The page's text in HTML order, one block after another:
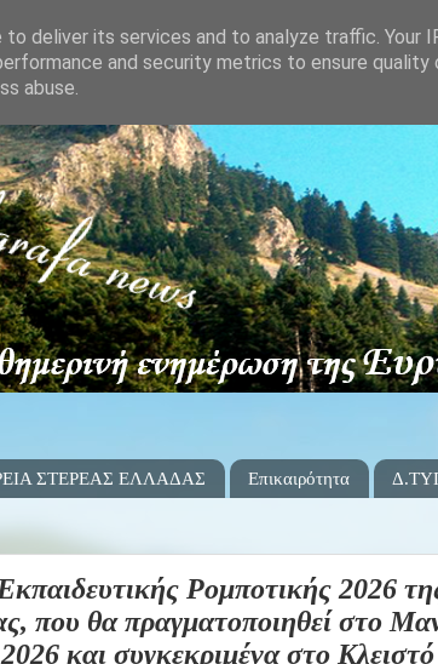
ΣΤΕΡΕΑΣ ΕΛΛΑΔΑΣ Επικαιρότητα
Ρομποτικής 2026
που θα πραγματοποιηθεί στο
και συγκεκριμένα στο Κλειστό
deliver its services and to analyze traffic. Your
and security metrics to ensure quality
abuse.